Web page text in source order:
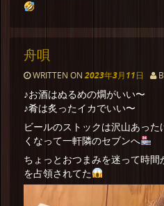
舟唄
WRITTEN ON 2023年3月11日
♪お酒はぬるめの燗がいい〜
♪肴は炙ったイカでいい〜
ビールのストックは沢山あっ
くなって一軒隣のセブンへ
ちょっとおつまみを迷って時間
を占領されてた